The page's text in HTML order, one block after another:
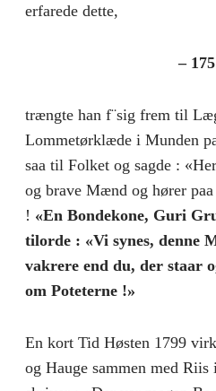
erfarede dette,
–
trængte han f¨sig frem til
Lommetørklæde i Munden
saa til Folket og sagde :
og brave Mænd og hører
! «En Bondekone, Guri
tilorde : «Vi synes, denne
vakrere end du, der staar
om Poteterne !»
En kort Tid Høsten 1799
og Hauge sammen med Riis